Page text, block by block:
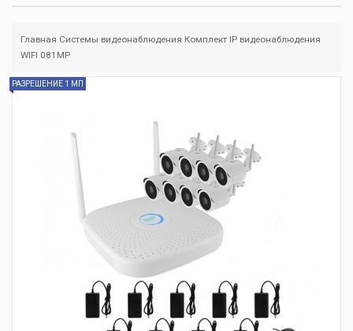
Главная Системы видеонаблюдения Комплект IP видеонаблюдения
WIFI 081MP
РАЗРЕШЕНИЕ 1 МП